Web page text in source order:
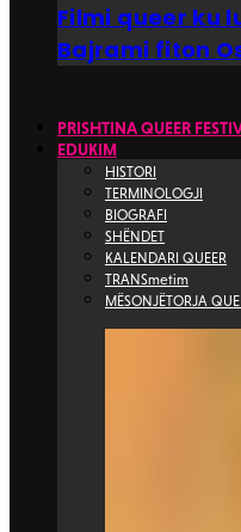
Filmi queer ku
Bajrami fiton
PRISHTINA QUEER
EDUKIM
HISTORI
TERMINOLOGJI
BIOGRAFI
SHËNDET
KALENDARI QUEER
TRANSmetim
MËSONJËTORJA